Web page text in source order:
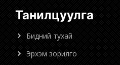
Танилцуулга
Бидний тухай
Эрхэм зорилго